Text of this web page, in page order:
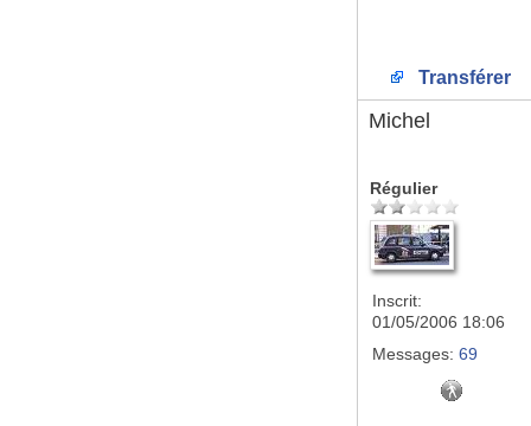
Transférer
Michel
Régulier
Inscrit:
01/05/2006 18:06
Messages: 69